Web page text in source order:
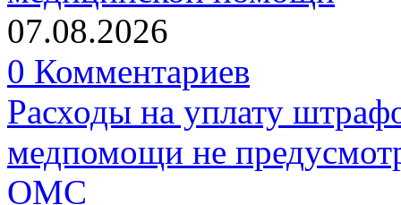
07.08.2026
0 Комментариев
Расходы на уплату
медпомощи не
ОМС